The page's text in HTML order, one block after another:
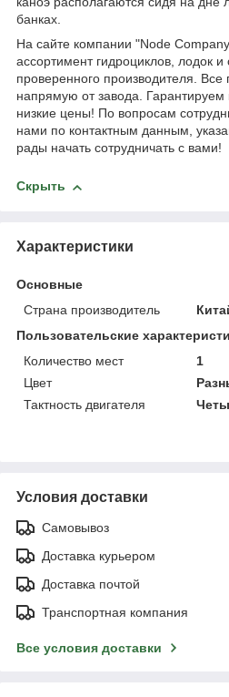
банках.
На сайте компании "Node
ассортимент гидроциклов, лодок и
проверенного производителя. Все
напрямую от завода. Гарантируем
низкие цены! По вопросам
нами по контактным данным,
рады начать сотрудничать с вами!
Скрыть
Характеристики
Основные
Страна производитель
Пользовательские
Количество мест
1
Цвет
Тактность двигателя
Условия доставки
Самовывоз
Доставка курьером
Доставка почтой
Транспортная компания
Все условия доставки